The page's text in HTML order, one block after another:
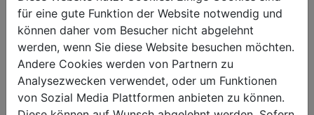
Höhe: 3,80 cm
Gewicht: 0,11 kg
Klingenlänge: 15 cm
für eine gute Funktion der Website notwendig und
können daher vom Besucher nicht abgelehnt
werden, wenn Sie diese Website besuchen möchten.
Andere Cookies werden von Partnern zu
Analysezwecken verwendet, oder um Funktionen
von Sozial Media Plattformen anbieten zu können.